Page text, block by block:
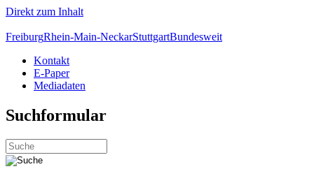
Direkt zum Inhalt
FreiburgRhein-Main-NeckarStuttgartBundesweit
Kontakt
E-Paper
Mediadaten
Suchformular